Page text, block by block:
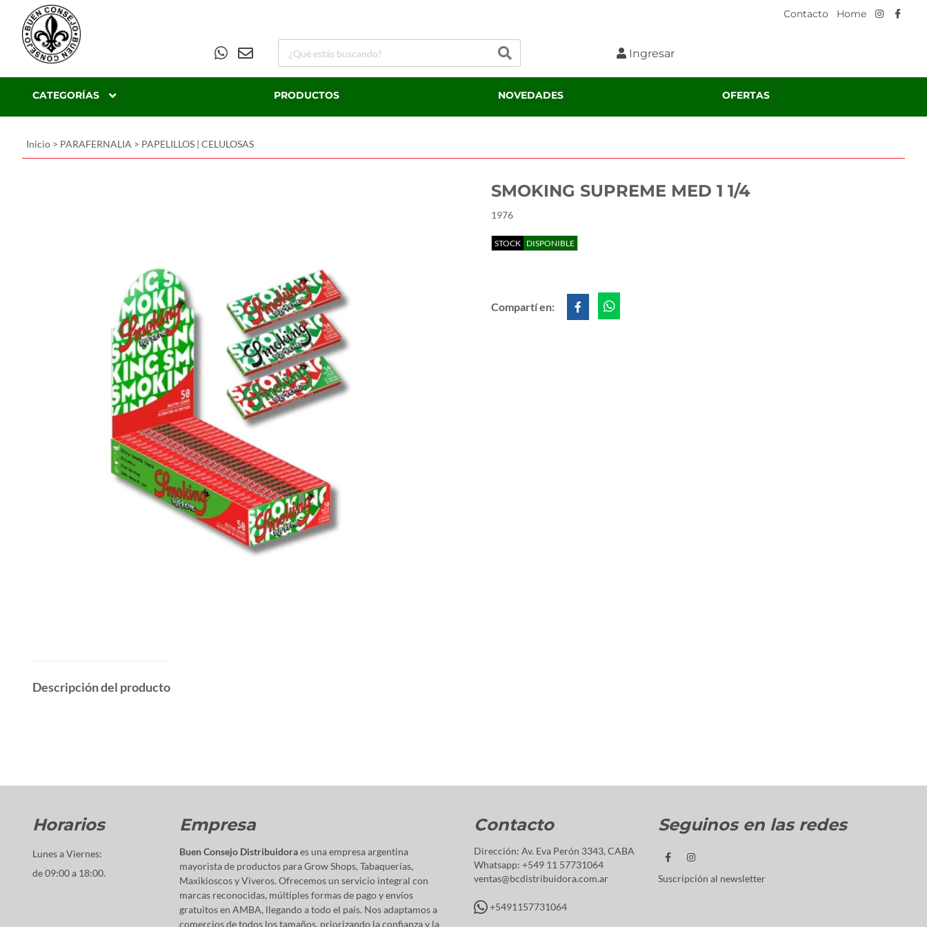
Contacto Home
Ingresar
CATEGORÍAS PRODUCTOS NOVEDADES OFERTAS
Inicio > PARAFERNALIA > PAPELILLOS | CELULOSAS
SMOKING SUPREME MED 1 1/4
1976
STOCK DISPONIBLE
Compartí en:
Descripción del producto
Horarios
Lunes a Viernes:
de 09:00 a 18:00.
Empresa
Buen Consejo Distribuidoraes una empresa argentina
mayorista de productos para Grow Shops, Tabaquerías,
Maxikioscos y Viveros. Ofrecemos un servicio integral con
marcas reconocidas, múltiples formas de pago y envíos
gratuitos en AMBA, llegando a todo el país. Nos adaptamos a
comercios de todos los tamaños, priorizando la confianza y la
Contacto
Dirección: Av. Eva Perón 3343, CABA
Whatsapp: +549 11 57731064
ventas@bcdistribuidora.com.ar
+5491157731064
Seguinos en las redes
Suscripción al newsletter